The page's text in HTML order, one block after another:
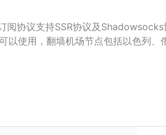
阅协议支持SSR协议及Shadowsocks
使用，翻墙机场节点包括以色列、